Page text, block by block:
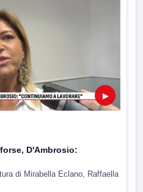
▶
D'Ambrosio:
di Mirabella Eclano, Raffaella